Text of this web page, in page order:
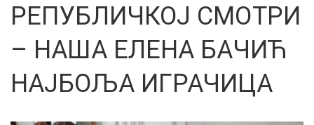
РЕПУБЛИЧКОЈ СМОТРИ
– НАША ЕЛЕНА БАЧИЋ
НАЈБОЉА ИГРАЧИЦА